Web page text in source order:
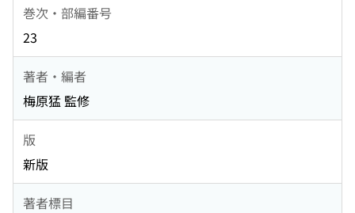
巻次・部編番号
23
著者・編者
梅原猛 監修
版
新版
著者標目